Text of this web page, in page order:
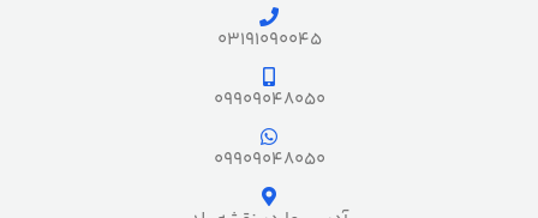
03191090045
09909048050
09909048050